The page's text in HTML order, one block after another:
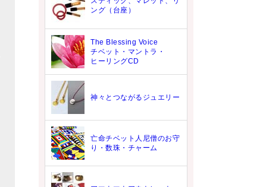
ング（台座）
The Blessing Voice
チベット・マントラ・
ヒーリングCD
神々とつながるジュエリー
亡命チベット人尼僧のお守
り・数珠・チャーム